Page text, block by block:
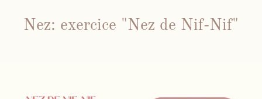
Nez: exercice "Nez de Nif-Nif"